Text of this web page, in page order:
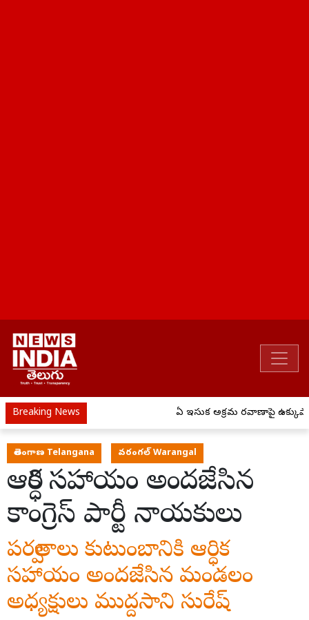
Breaking News ఏపీ ఇసుక అక్రమ రవాణాపై
తెలంగాణ Telangana వరంగల్ Warangal
ఆర్ధిక సహాయం అందజేసిన
కాంగ్రెస్ పార్టీ నాయకులు
పర్వతాలు కుటుంబానికి ఆర్ధిక
సహాయం అందజేసిన మండలం
అధ్యక్షులు ముద్దసాని సురేష్